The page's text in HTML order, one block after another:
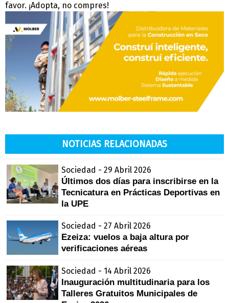
favor. ¡Adopta, no compres!
NOTICIAS RELACIONADAS
Sociedad - 29 Abril 2026
Últimos dos días para inscribirse en la
Tecnicatura en Prácticas Deportivas en
la UPE
Sociedad - 27 Abril 2026
Ezeiza: vuelos a baja altura por
verificaciones aéreas
Sociedad - 14 Abril 2026
Inauguración multitudinaria para los
Talleres Gratuitos Municipales de